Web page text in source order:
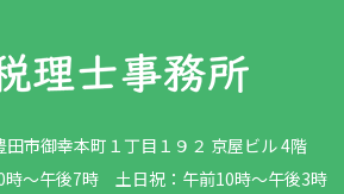
市御幸本町１丁目１９２ 京屋ビル 4階
時～午後7時 土日祝：午前10時～午後3時